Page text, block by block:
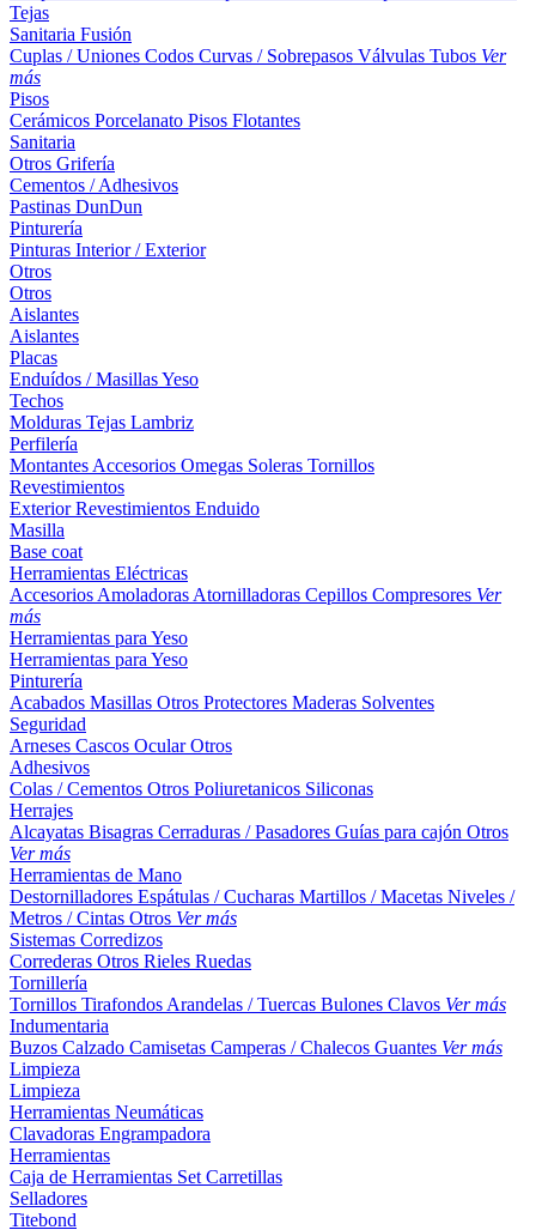
Tejas
Sanitaria Fusión
Cuplas / Uniones Codos Curvas / Sobrepasos Válvulas Tubos Ver
más
Pisos
Cerámicos Porcelanato Pisos Flotantes
Sanitaria
Otros Grifería
Cementos / Adhesivos
Pastinas DunDun
Pinturería
Pinturas Interior / Exterior
Otros
Otros
Aislantes
Aislantes
Placas
Enduídos / MasillasYeso
Techos
Molduras Tejas Lambriz
Perfilería
Montantes Accesorios Omegas Soleras Tornillos
Revestimientos
ExteriorRevestimientos Enduido
Masilla
Base coat
Herramientas Eléctricas
Accesorios Amoladoras Atornilladoras Cepillos Compresores Ver
más
Herramientas para Yeso
Herramientas para Yeso
Pinturería
Acabados Masillas Otros Protectores Maderas Solventes
Seguridad
Arneses Cascos OcularOtros
Adhesivos
Colas / Cementos Otros Poliuretanicos Siliconas
Herrajes
Alcayatas Bisagras Cerraduras / Pasadores Guías para cajón Otros
Ver más
Herramientas de Mano
Destornilladores Espátulas / Cucharas Martillos / Macetas Niveles /
Metros / Cintas Otros Ver más
Sistemas Corredizos
Correderas Otros Rieles Ruedas
Tornillería
Tornillos Tirafondos Arandelas / Tuercas Bulones Clavos Ver más
Indumentaria
Buzos Calzado Camisetas Camperas / Chalecos Guantes Ver más
Limpieza
Limpieza
Herramientas Neumáticas
Clavadoras Engrampadora
Herramientas
Caja de Herramientas Set Carretillas
Selladores
Titebond